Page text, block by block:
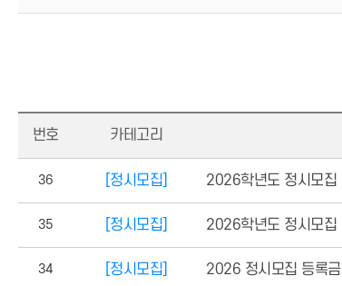
번호 카테고리
36 [정시모집] 2026학년도 정시모집
35 [정시모집] 2026학년도 정시모집
34 [정시모집] 2026 정시모집 등록